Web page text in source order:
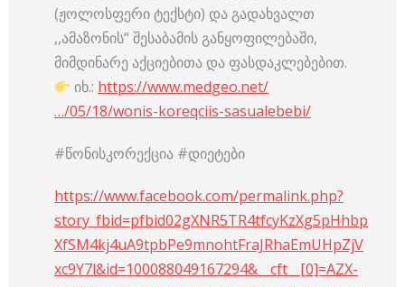
(ჟოლოსფერი ტექსტი) და გადახვალთ
,,ამაზონის“ შესაბამის განყოფილებაში,
მიმდინარე აქციებითა და ფასდაკლებებით.
იხ.: https://www.medgeo.net/
…/05/18/wonis-koreqciis-sasualebebi/
#წონისკორექცია #დიეტები
https://www.facebook.com/permalink.php?
story_fbid=pfbid02gXNR5TR4tfcyKzXg5pHhbp
XfSM4kj4uA9tpbPe9mnohtFraJRhaEmUHpZjV
xc9Y7l&id=100088049167294&__cft__[0]=AZX-